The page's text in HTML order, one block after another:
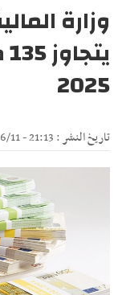
وزارة
2025
تاريخ النشر : 21:13 - 2025/06/11